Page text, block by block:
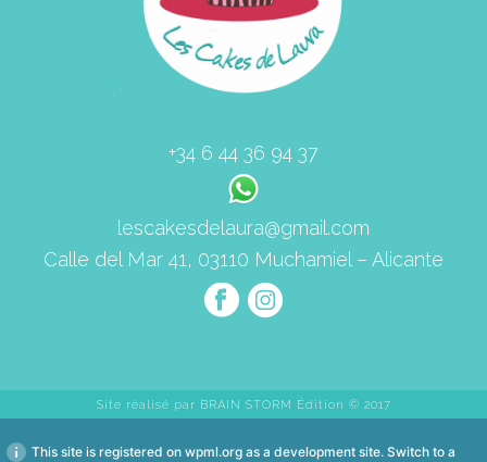
+34 6 44 36 94 37
lescakesdelaura@gmail.com
Calle del Mar 41, 03110 Muchamiel – Alicante
Site réalisé par BRAIN STORM Édition © 2017
This site is registered on wpml.org as a development site. Switch to a